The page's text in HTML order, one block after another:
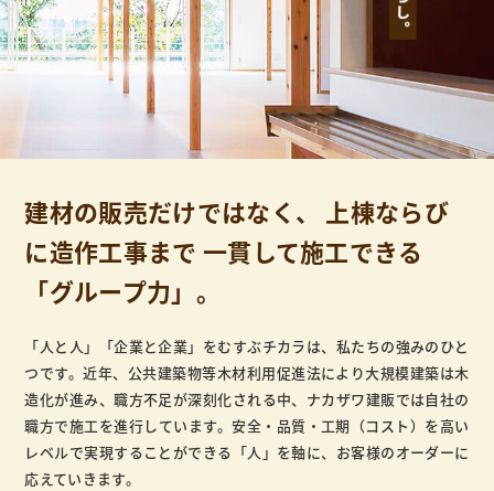
建材の販売だけではなく、
上棟ならび
に造作工事まで 一貫して施工できる
「グループ力」。
「人と人」「企業と企業」をむすぶチカラは、私たちの強みのひと
つです。近年、公共建築物等木材利用促進法により大規模建築は木
造化が進み、職方不足が深刻化される中、ナカザワ建販では自社の
職方で施工を進行しています。安全・品質・工期（コスト）を高い
レベルで実現することができる「人」を軸に、お客様のオーダーに
応えていきます。